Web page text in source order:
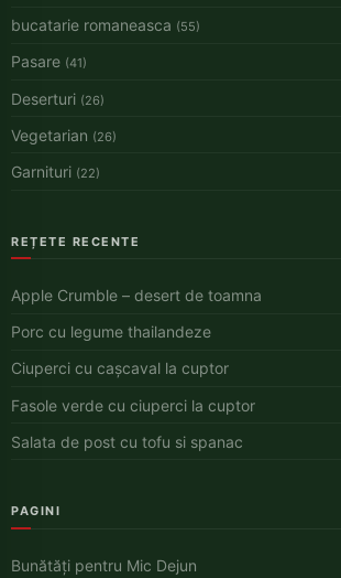
bucatarie romaneasca (55)
Pasare (41)
Deserturi (26)
Vegetarian (26)
Garnituri (22)
REȚETE RECENTE
Apple Crumble – desert de toamna
Porc cu legume thailandeze
Ciuperci cu cașcaval la cuptor
Fasole verde cu ciuperci la cuptor
Salata de post cu tofu si spanac
PAGINI
Bunătăți pentru Mic Dejun